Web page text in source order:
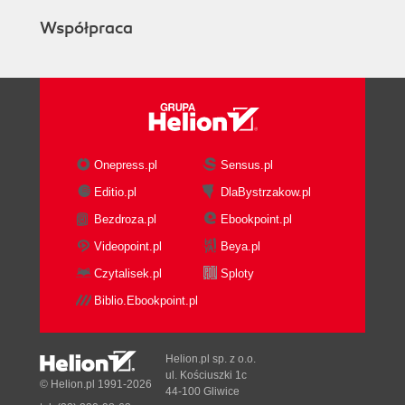
Edycja danych (169)
Field (176)
Dodawanie atrybutów obliczeniowych (179)
Tworzenie pól przeglądania (181)
Używanie SQL Monitora (187)
Rozdział 7. ODBC (191)
Wstęp (191)
Mechanizm ODBC (191)
Rozdział 8. ADO (197)
Wstęp (197)
Uzyskiwanie informacji o strukturze bazy danych
(203)
Współpraca
Onepress.pl
Sensus.pl
Editio.pl
DlaBystrzakow.pl
Bezdroza.pl
Ebookpoint.pl
Videopoint.pl
Beya.pl
Czytalisek.pl
Sploty
Biblio.Ebookpoint.pl
© Helion.pl 1991-2026
Helion.pl sp. z o.o.
ul. Kościuszki 1c
44-100 Gliwice